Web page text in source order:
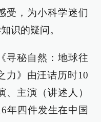
受，为小科学迷们
识的疑问。
寻秘自然：地球往
力》由汪诘历时10
主演（讲述人）
年四件发生在中国